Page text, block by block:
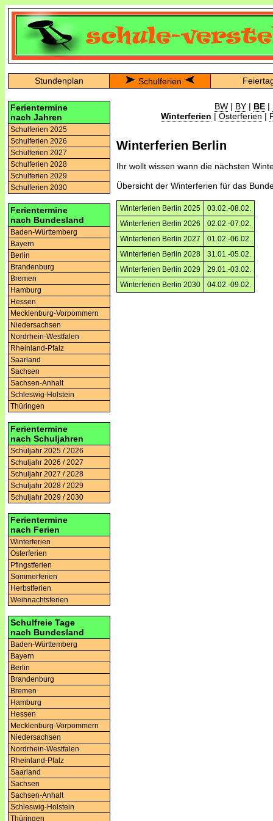
Stundenplan Schulferien
Ferientermine
nach Jahren
Schulferien 2025
Schulferien 2026
Schulferien 2027
Schulferien 2028
Schulferien 2029
Schulferien 2030
Ferientermine
nach Bundesland
Baden-Württemberg
Bayern
Berlin
Brandenburg
Bremen
Hamburg
Hessen
Mecklenburg-Vorpommern
Niedersachsen
Nordrhein-Westfalen
Rheinland-Pfalz
Saarland
Sachsen
Sachsen-Anhalt
Schleswig-Holstein
Thüringen
Ferientermine
nach Schuljahren
Schuljahr 2025 / 2026
Schuljahr 2026 / 2027
Schuljahr 2027 / 2028
Schuljahr 2028 / 2029
Schuljahr 2029 / 2030
Ferientermine
nach Ferien
Winterferien
Osterferien
Pfingstferien
Sommerferien
Herbstferien
Weihnachtsferien
Schulfreie Tage
nach Bundesland
Baden-Württemberg
Bayern
Berlin
Brandenburg
Bremen
Hamburg
Hessen
Mecklenburg-Vorpommern
Niedersachsen
Nordrhein-Westfalen
Rheinland-Pfalz
Saarland
Sachsen
Sachsen-Anhalt
Schleswig-Holstein
Thüringen
BW | BY | BE |
Winterferien | Osterferien |
Winterferien Berlin
Ihr wollt wissen wann die nächsten
Übersicht der Winterferien für das
Winterferien Berlin 2025
03.02.-08.02.
Winterferien Berlin 2026
02.02.-07.02.
Winterferien Berlin 2027
01.02.-06.02.
Winterferien Berlin 2028
31.01.-05.02.
Winterferien Berlin 2029
29.01.-03.02.
Winterferien Berlin 2030
04.02.-09.02.